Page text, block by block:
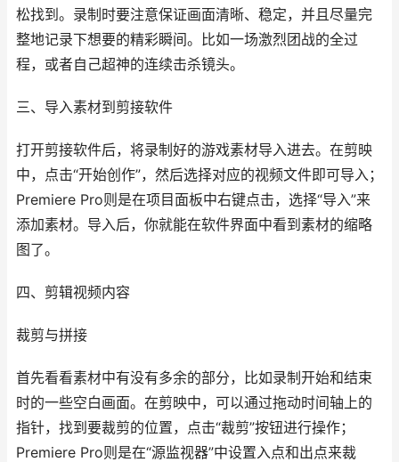
松找到。录制时要注意保证画面清晰、稳定，并且尽量完
整地记录下想要的精彩瞬间。比如一场激烈团战的全过
程，或者自己超神的连续击杀镜头。
三、导入素材到剪接软件
打开剪接软件后，将录制好的游戏素材导入进去。在剪映
中，点击“开始创作”，然后选择对应的视频文件即可导入；
Premiere Pro则是在项目面板中右键点击，选择“导入”来
添加素材。导入后，你就能在软件界面中看到素材的缩略
图了。
四、剪辑视频内容
裁剪与拼接
首先看看素材中有没有多余的部分，比如录制开始和结束
时的一些空白画面。在剪映中，可以通过拖动时间轴上的
指针，找到要裁剪的位置，点击“裁剪”按钮进行操作；
Premiere Pro则是在“源监视器”中设置入点和出点来裁